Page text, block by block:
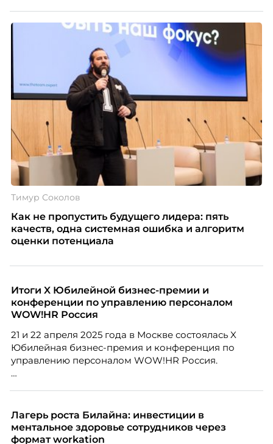
Тимур Соколов
Как не пропустить будущего лидера: пять
качеств, одна системная ошибка и алгоритм
оценки потенциала
Итоги X Юбилейной бизнес-премии и
конференции по управлению персоналом
WOW!HR Россия
21 и 22 апреля 2025 года в Москве состоялась X
Юбилейная бизнес-премия и конференция по
управлению персоналом WOW!HR Россия.
номинантов и гостей мероприятия.
Лагерь роста Билайна: инвестиции в
ментальное здоровье сотрудников через
формат workation